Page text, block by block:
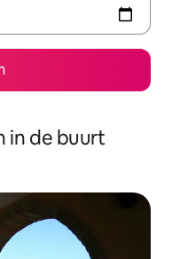
in de buurt